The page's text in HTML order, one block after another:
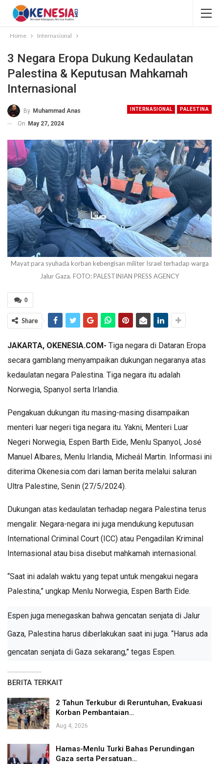
Home Internasional
3 Negara Eropa Dukung Kedaulatan
Palestina & Keputusan Mahkamah
Internasional
INTERNASIONAL PALESTINA
By Muhammad Anas
On May 27, 2024
Mayat para syuhada korban kebengisan militer Israel terhadap warga
Jalur Gaza. FOTO: PALESTINIAN PRESS AGENCY
0
Share
JAKARTA, OKENESIA.COM- Tiga negara di Dataran Eropa
secara gamblang menyampaikan dukungan negaranya atas
kedaulatan negara Palestina. Tiga negara itu adalah
Norwegia, Spanyol serta Irlandia.
Pengakuan dukungan itu masing-masing disampaikan
menteri luar negeri tiga negara itu. Yakni, Menteri Luar
Negeri Norwegia, Espen Barth Eide, Menlu Spanyol, José
Manuel Albares, Menlu Irlandia, Micheál Martin. Informasi ini
diterima Okenesia.com dari laman berita melalui saluran
Ultra Palestine, Senin (27/5/2024).
Dukungan atas kedaulatan terhadap negara Palestina terus
mengalir. Negara-negara ini juga mendukung keputusan
International Criminal Court (ICC) atau Pengadilan Kriminal
Internasional atau bisa disebut mahkamah internasional.
“Saat ini adalah waktu yang tepat untuk mengakui negara
Palestina,” ungkap Menlu Norwegia, Espen Barth Eide.
Espen juga menegaskan bahwa gencatan senjata di Jalur
Gaza, Palestina harus diberlakukan saat ini juga. “Harus ada
gencatan senjata di Gaza sekarang,” tegas Espen.
BERITA TERKAIT
2 Tahun Terkubur di Reruntuhan, Evakuasi
Korban Pembantaian…
Aug 4, 2026
Hamas-Menlu Turki Bahas Perundingan
Gaza serta Persatuan…